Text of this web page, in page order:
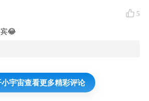
5
😂
宇宙查看更多精彩评论